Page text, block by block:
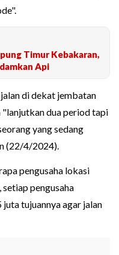
Timur Kebakaran,
Api
di dekat jembatan
"lanjutkan dua period tapi
yang sedang
(22/4/2024).
pengusaha lokasi
pengusaha
tujuannya agar jalan